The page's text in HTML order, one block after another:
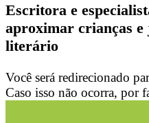
Escritora e
aproximar crianças e
literário
Você será redirecionado
Caso isso não ocorra, por